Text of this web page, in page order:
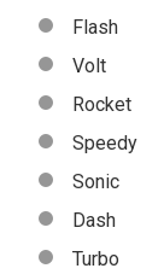
Flash
Volt
Rocket
Speedy
Sonic
Dash
Turbo